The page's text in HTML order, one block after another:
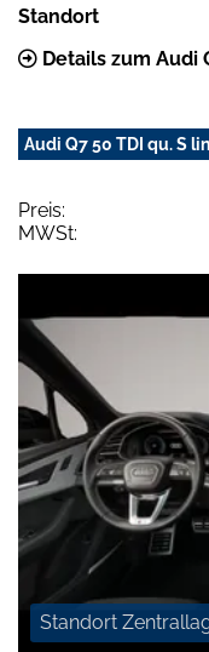
Standort
Details zum Audi
Audi Q7 50 TDI qu. S
Preis:
MWSt:
Standort